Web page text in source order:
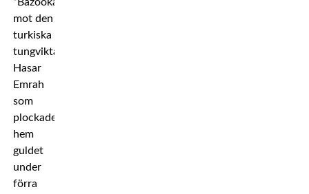
mot den
turkiska
tungviktaren
Hasar
Emrah
som
plockade
hem
guldet
under
förra